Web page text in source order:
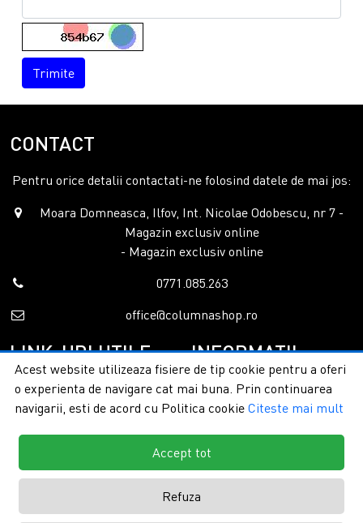
Trimite
CONTACT
Pentru orice detalii contactati-ne folosind datele de mai jos:
Moara Domneasca, Ilfov, Int. Nicolae Odobescu, nr 7 -
Magazin exclusiv online
- Magazin exclusiv online
0771.085.263
office@columnashop.ro
LINK-URI UTILE
Acasa
Despre noi
Formular retur
INFORMATII
Garantie si service
Detalii livrare
Termeni si conditii
Copyright © 2026 - ColumnaShop |
Acest website utilizeaza fisiere de tip cookie pentru a oferi
o experienta de navigare cat mai buna. Prin continuarea
navigarii, esti de acord cu Politica cookie Citeste mai mult
Accept tot
Refuza